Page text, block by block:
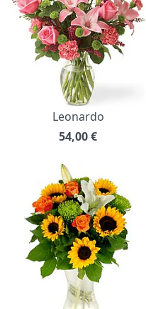
Leonardo
54,00€